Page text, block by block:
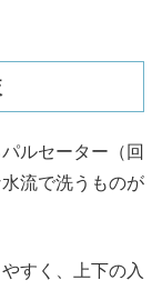
ルセーター（回
流で洗うものが
すく、上下の入